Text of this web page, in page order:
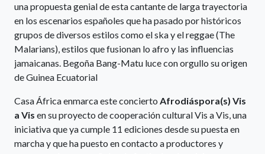
una propuesta genial de esta cantante de larga trayectoria
en los escenarios españoles que ha pasado por históricos
grupos de diversos estilos como el ska y el reggae (The
Malarians), estilos que fusionan lo afro y las influencias
jamaicanas. Begoña Bang-Matu luce con orgullo su origen
de Guinea Ecuatorial
Casa África enmarca este concierto Afrodiáspora(s) Vis
a Vis en su proyecto de cooperación cultural Vis a Vis, una
iniciativa que ya cumple 11 ediciones desde su puesta en
marcha y que ha puesto en contacto a productores y